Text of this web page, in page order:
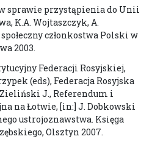
sprawie przystąpienia do Unii
K.A. Wojtaszczyk, A.
członkostwa Polski w
2003.
Federacji Rosyjskiej,
(eds), Federacja Rosyjska
Zieliński J., Referendum i
na Łotwie, [in:] J. Dobkowski
ustrojoznawstwa. Księga
Olsztyn 2007.